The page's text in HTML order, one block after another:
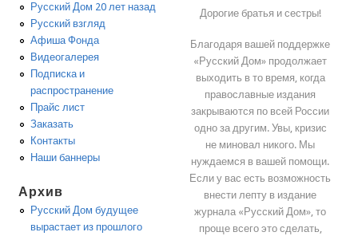
Русский Дом 20 лет назад
Русский взгляд
Афиша Фонда
Видеогалерея
Подписка и
распространение
Прайс лист
Заказать
Контакты
Наши баннеры
Архив
Русский Дом будущее
вырастает из прошлого
Дорогие братья и сестры!
Благодаря вашей поддержке
«Русский Дом» продолжает
выходить в то время, когда
православные издания
закрываются по всей России
одно за другим. Увы, кризис
не миновал никого. Мы
нуждаемся в вашей помощи.
Если у вас есть возможность
внести лепту в издание
журнала «Русский Дом», то
проще всего это сделать,